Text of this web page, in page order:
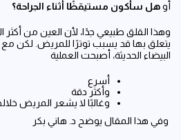
أوهل سأكون مستيقظًا أثناء الجراحة؟
وهذا القلق طبيعي جدًا، لأن العين من أكثر
يتعلق بها قد يسبب توترًا للمريض. لكن مع
البيضاء الحديثة، أصبحت العملية
أسرع
وأكثر دقة
وغالبًا لا يشعر المريض
وفي هذا المقال يوضح د. هاني بكر